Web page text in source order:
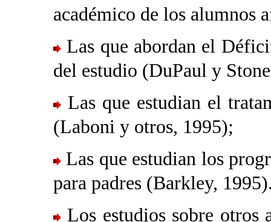
académico de los alumnos
Las que abordan el
del estudio (DuPaul y
Las que estudian el
(Laboni y otros, 1995);
Las que estudian los
para padres (Barkley,
Los estudios sobre otros